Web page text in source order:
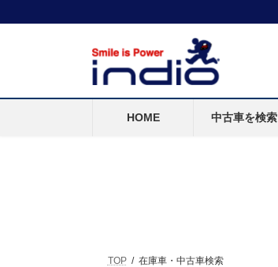
HOME 中古車を検索
TOP 在庫車・中古車検索